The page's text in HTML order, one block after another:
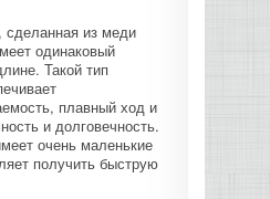
сделанная из меди
одинаковый
Такой тип
плавный ход и
и долговечность.
очень маленькие
получить быструю